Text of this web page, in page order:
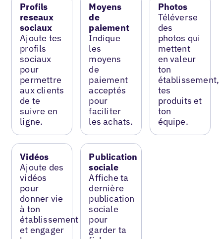
Profils
reseaux
sociaux
Ajoute tes
profils
sociaux
pour
permettre
aux clients
de te
suivre en
ligne.
Moyens
de
paiement
Indique
les
moyens
de
paiement
acceptés
pour
faciliter
les achats.
Photos
Téléverse
des
photos qui
mettent
en valeur
ton
établissement,
tes
produits et
ton
équipe.
Vidéos
Ajoute des
vidéos
pour
donner vie
à ton
établissement
et engager
Publication
sociale
Affiche ta
dernière
publication
sociale
pour
garder ta